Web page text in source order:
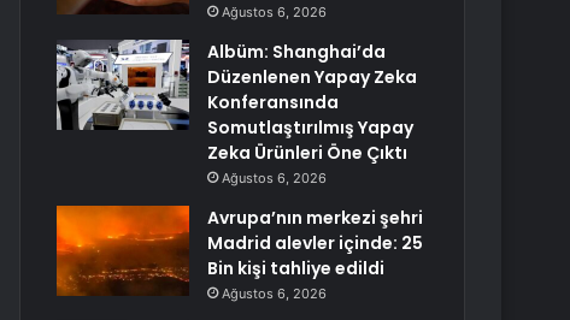
Ağustos 6, 2026
Albüm: Shanghai’da
Düzenlenen Yapay Zeka
Konferansında
Somutlaştırılmış Yapay
Zeka Ürünleri Öne Çıktı
Ağustos 6, 2026
Avrupa’nın merkezi şehri
Madrid alevler içinde: 25
Bin kişi tahliye edildi
Ağustos 6, 2026